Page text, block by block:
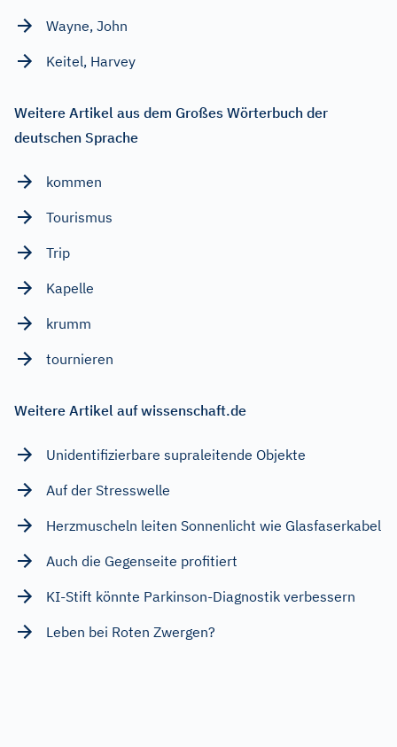
Wayne, John
Keitel, Harvey
Weitere Artikel aus dem Großes Wörterbuch der
deutschen Sprache
kommen
Tourismus
Trip
Kapelle
krumm
tournieren
Weitere Artikel auf wissenschaft.de
Unidentifizierbare supraleitende Objekte
Auf der Stresswelle
Herzmuscheln leiten Sonnenlicht wie Glasfaserkabel
Auch die Gegenseite profitiert
KI-Stift könnte Parkinson-Diagnostik verbessern
Leben bei Roten Zwergen?